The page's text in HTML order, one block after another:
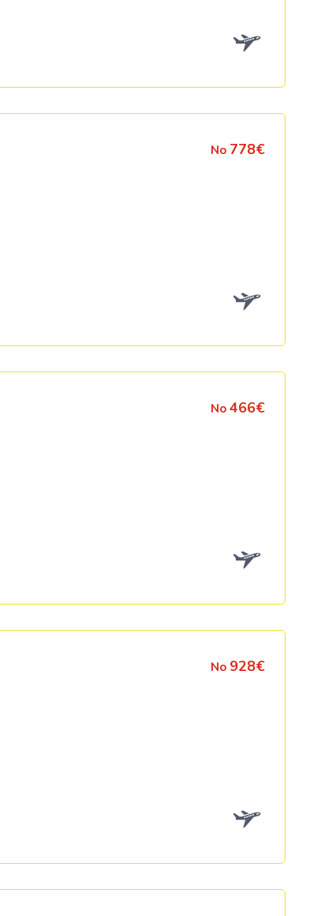
No 778€
No 466€
No 928€